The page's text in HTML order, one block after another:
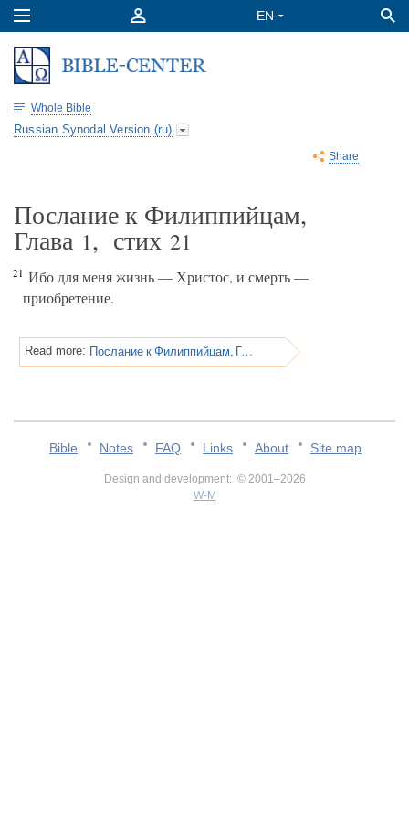
Whole Bible
Russian Synodal Version (ru)
Share
Послание к Филиппийцам,
Глава 1, стих 21
21 Ибо для меня жизнь — Христос, и смерть —
приобретение.
Read more: Послание к Филиппийцам, Глава 1
Bible Notes FAQ Links About Site map
Design and development: © 2001–2026
W-M